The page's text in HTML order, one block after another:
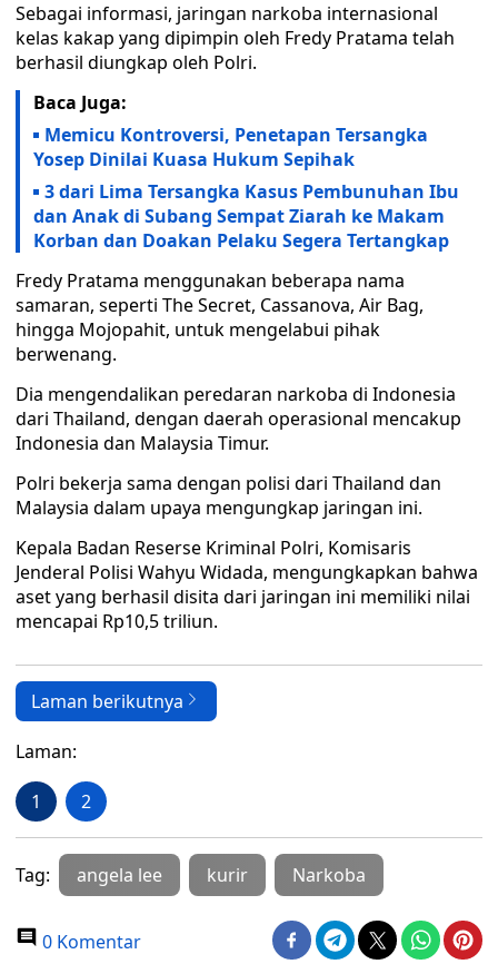
Sebagai informasi, jaringan narkoba internasional
kelas kakap yang dipimpin oleh Fredy Pratama telah
berhasil diungkap oleh Polri.
Baca Juga:
Memicu Kontroversi, Penetapan Tersangka
Yosep Dinilai Kuasa Hukum Sepihak
3 dari Lima Tersangka Kasus Pembunuhan Ibu
dan Anak di Subang Sempat Ziarah ke Makam
Korban dan Doakan Pelaku Segera Tertangkap
Fredy Pratama menggunakan beberapa nama
samaran, seperti The Secret, Cassanova, Air Bag,
hingga Mojopahit, untuk mengelabui pihak
berwenang.
Dia mengendalikan peredaran narkoba di Indonesia
dari Thailand, dengan daerah operasional mencakup
Indonesia dan Malaysia Timur.
Polri bekerja sama dengan polisi dari Thailand dan
Malaysia dalam upaya mengungkap jaringan ini.
Kepala Badan Reserse Kriminal Polri, Komisaris
Jenderal Polisi Wahyu Widada, mengungkapkan bahwa
aset yang berhasil disita dari jaringan ini memiliki nilai
mencapai Rp10,5 triliun.
Laman berikutnya
Laman:
1 2
Tag: angela lee kurir Narkoba
0 Komentar